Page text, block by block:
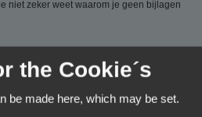
niet zeker weet waarom je geen bijlagen
als je één van deze regels (volgens
waarschuwing ontvangen. Het sturen van
the Cookie´s
be made here, which may be set.